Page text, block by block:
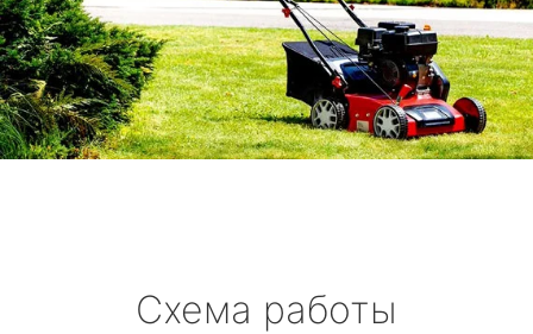
Схема работы